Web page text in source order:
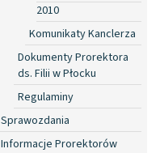
2010
Komunikaty Kanclerza
Dokumenty Prorektora
ds. Filii w Płocku
Regulaminy
Sprawozdania
Informacje Prorektorów